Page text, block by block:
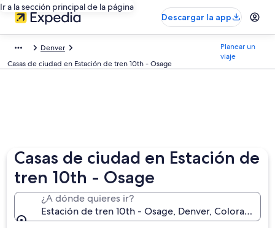
Ir a la sección principal de la página
Descargar la app
Denver
Casas de ciudad en Estación de tren 10th - Osage
Planear un
viaje
Casas de ciudad en Estación de
tren 10th - Osage
¿A dónde quieres ir?
Estación de tren 10th - Osage, Denver, Colorado,